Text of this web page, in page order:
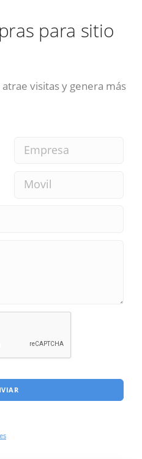
para sitio
visitas y genera más